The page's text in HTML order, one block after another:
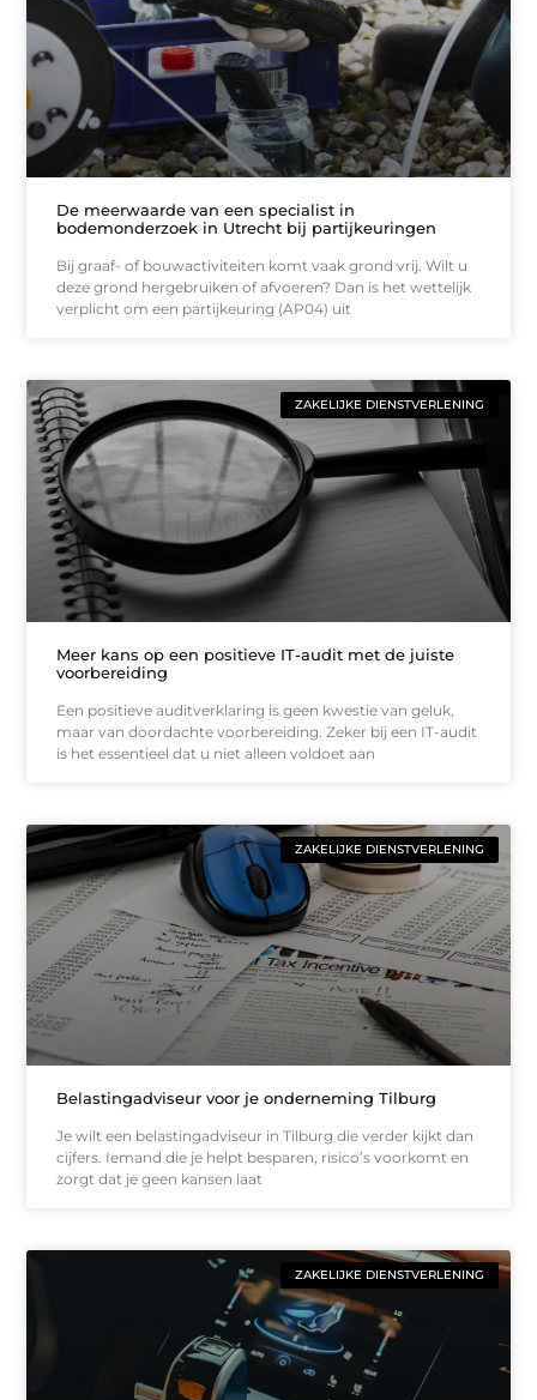
De meerwaarde van een specialist in
bodemonderzoek in Utrecht bij partijkeuringen
Bij graaf- of bouwactiviteiten komt vaak grond vrij. Wilt u
deze grond hergebruiken of afvoeren? Dan is het wettelijk
verplicht om een partijkeuring (AP04) uit
ZAKELIJKE DIENSTVERLENING
Meer kans op een positieve IT-audit met de juiste
voorbereiding
Een positieve auditverklaring is geen kwestie van geluk,
maar van doordachte voorbereiding. Zeker bij een IT-audit
is het essentieel dat u niet alleen voldoet aan
ZAKELIJKE DIENSTVERLENING
Belastingadviseur voor je onderneming Tilburg
Je wilt een belastingadviseur in Tilburg die verder kijkt dan
cijfers. Iemand die je helpt besparen, risico’s voorkomt en
zorgt dat je geen kansen laat
ZAKELIJKE DIENSTVERLENING